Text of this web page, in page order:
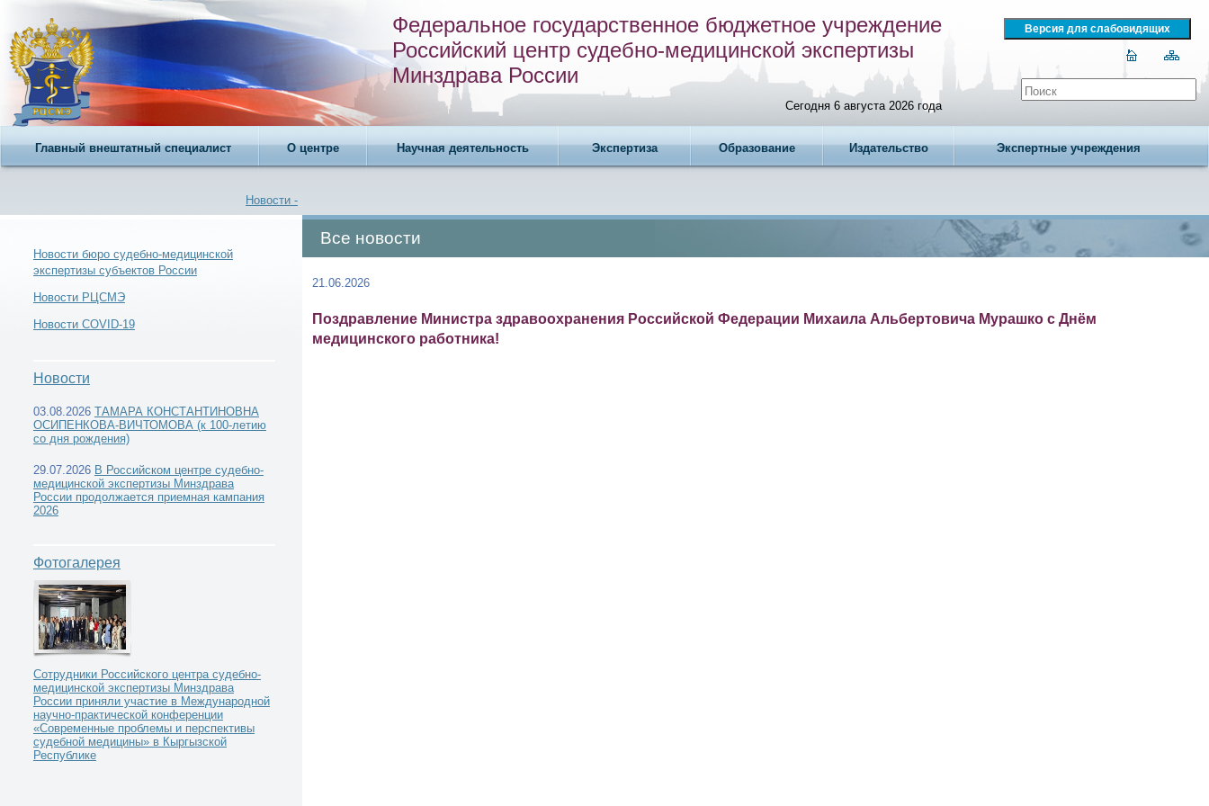
Федеральное государственное бюджетное учреждение
Российский центр судебно-медицинской экспертизы
Минздрава России
Сегодня 6 августа 2026 года
Главный внештатный специалист О центре Научная деятельность Экспертиза Образование Издательство Экспертные учреждения
Новости -
Новости РЦСМЭ -
Поздравление Министра здравоохранения Российской Федерации Михаила Альбертовича Мурашко с Днём медицинского работника!
Новости бюро судебно-медицинской
экспертизы субъектов России
Новости РЦСМЭ
Новости COVID-19
Новости
03.08.2026 ТАМАРА КОНСТАНТИНОВНА
ОСИПЕНКОВА-ВИЧТОМОВА (к 100-летию
со дня рождения)
29.07.2026 В Российском центре судебно-
медицинской экспертизы Минздрава
России продолжается приемная кампания
2026
Фотогалерея
Сотрудники Российского центра судебно-
медицинской экспертизы Минздрава
России приняли участие в Международной
научно-практической конференции
«Современные проблемы и перспективы
судебной медицины» в Кыргызской
Республике
Все новости
21.06.2026
Поздравление Министра здравоохранения Российской Федерации Михаила Альбертовича Мурашко с Днём
медицинского работника!